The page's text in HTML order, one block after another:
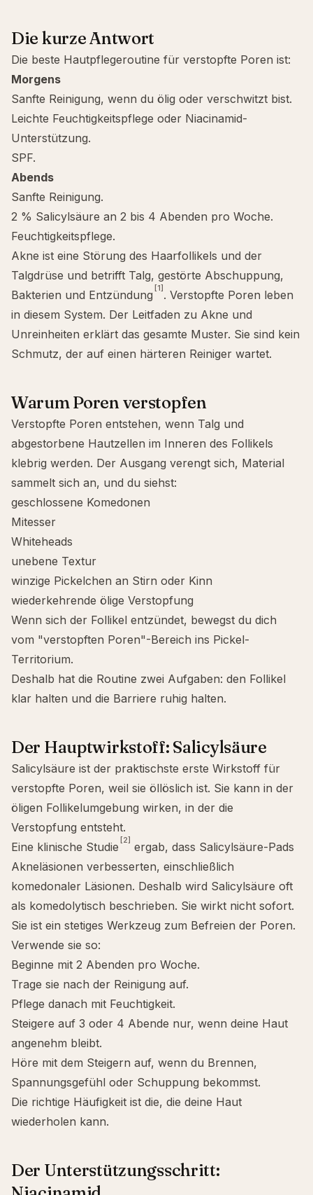
Die kurze Antwort
Die beste Hautpflegeroutine für verstopfte Poren ist:
Morgens
Sanfte Reinigung, wenn du ölig oder verschwitzt bist.
Leichte Feuchtigkeitspflege oder Niacinamid-
Unterstützung.
SPF.
Abends
Sanfte Reinigung.
2 % Salicylsäure an 2 bis 4 Abenden pro Woche.
Feuchtigkeitspflege.
Akne ist eine Störung des Haarfollikels und der
Talgdrüse und betrifft Talg, gestörte Abschuppung,
Bakterien und Entzündung [1] . Verstopfte Poren leben
in diesem System. Der Leitfaden zu Akne und
Unreinheiten erklärt das gesamte Muster. Sie sind kein
Schmutz, der auf einen härteren Reiniger wartet.
Warum Poren verstopfen
Verstopfte Poren entstehen, wenn Talg und
abgestorbene Hautzellen im Inneren des Follikels
klebrig werden. Der Ausgang verengt sich, Material
sammelt sich an, und du siehst:
geschlossene Komedonen
Mitesser
Whiteheads
unebene Textur
winzige Pickelchen an Stirn oder Kinn
wiederkehrende ölige Verstopfung
Wenn sich der Follikel entzündet, bewegst du dich
vom "verstopften Poren"-Bereich ins Pickel-
Territorium.
Deshalb hat die Routine zwei Aufgaben: den Follikel
klar halten und die Barriere ruhig halten.
Der Hauptwirkstoff: Salicylsäure
Salicylsäure ist der praktischste erste Wirkstoff für
verstopfte Poren, weil sie öllöslich ist. Sie kann in der
öligen Follikelumgebung wirken, in der die
Verstopfung entsteht.
Eine klinische Studie [2] ergab, dass Salicylsäure-Pads
Akneläsionen verbesserten, einschließlich
komedonaler Läsionen. Deshalb wird Salicylsäure oft
als komedolytisch beschrieben. Sie wirkt nicht sofort.
Sie ist ein stetiges Werkzeug zum Befreien der Poren.
Verwende sie so:
Beginne mit 2 Abenden pro Woche.
Trage sie nach der Reinigung auf.
Pflege danach mit Feuchtigkeit.
Steigere auf 3 oder 4 Abende nur, wenn deine Haut
angenehm bleibt.
Höre mit dem Steigern auf, wenn du Brennen,
Spannungsgefühl oder Schuppung bekommst.
Die richtige Häufigkeit ist die, die deine Haut
wiederholen kann.
Der Unterstützungsschritt: